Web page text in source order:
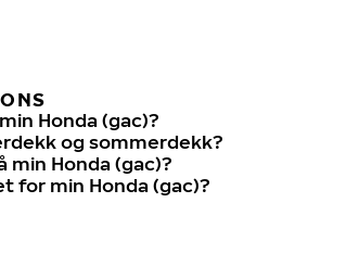
Honda (gac)?
og sommerdekk?
Honda (gac)?
for min Honda (gac)?